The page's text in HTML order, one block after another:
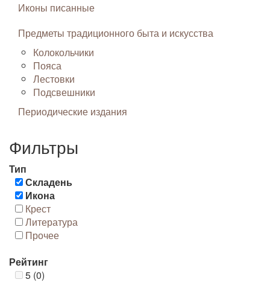
Иконы писанные
Предметы традиционного быта и искусства
Колокольчики
Пояса
Лестовки
Подсвешники
Периодические издания
Фильтры
Тип
Складень
Икона
Крест
Литература
Прочее
Рейтинг
5 (0)